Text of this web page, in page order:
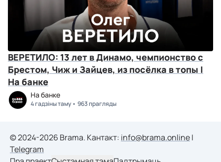
ВЕРЕТИЛО: 13 лет в Динамо, чемпионство с
Брестом, Чиж и Зайцев, из посёлка в топы |
На банке
На банке
4 гадзіны таму 963 прагляды
© 2024-2026 Brama. Кантакт: info@brama.online|
Telegram